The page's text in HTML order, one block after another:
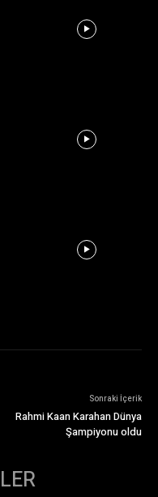
Sonraki İçerik
Rahmi Kaan Karahan Dünya
Şampiyonu oldu